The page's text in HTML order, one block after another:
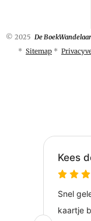
© 2025 De BoekWandelaar
* Sitemap *